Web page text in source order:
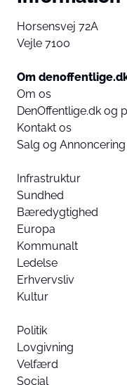
Horsensvej 72A
Vejle 7100
Om
Om os
DenOffentlige.dk og
Kontakt os
Salg og Annoncering
Infrastruktur
Sundhed
Bæredygtighed
Europa
Kommunalt
Ledelse
Erhvervsliv
Kultur
Politik
Lovgivning
Velfærd
Social